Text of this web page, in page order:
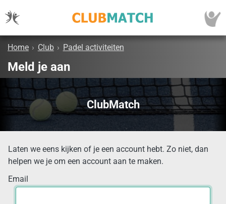
Home › Club › Padel activiteiten
Meld je aan
ClubMatch
Laten we eens kijken of je een account hebt. Zo niet, dan
helpen we je om een account aan te maken.
Email